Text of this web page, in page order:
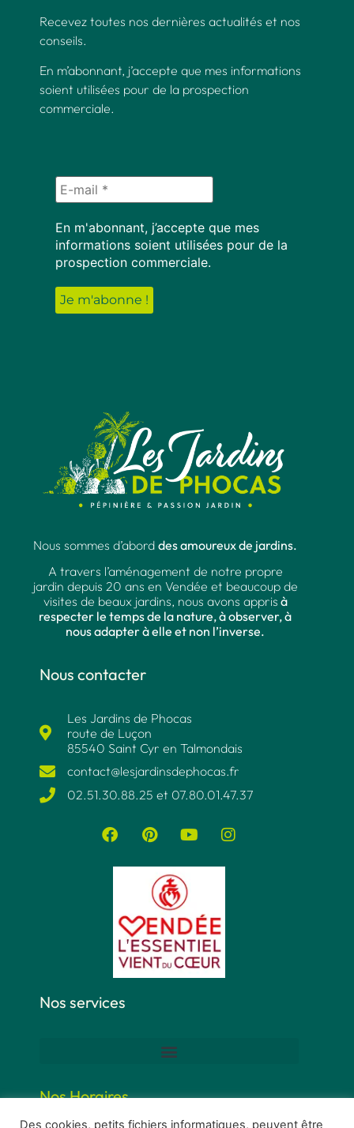
Recevez toutes nos dernières actualités et nos
conseils.
En m’abonnant, j’accepte que mes informations
soient utilisées pour de la prospection
commerciale.
En m'abonnant, j’accepte que mes
informations soient utilisées pour de la
prospection commerciale.
Nous sommes d’abord des amoureux de jardins.
A travers l’aménagement de notre propre
jardin depuis 20 ans en Vendée et beaucoup de
visites de beaux jardins, nous avons appris à
respecter le temps de la nature, à observer, à
nous adapter à elle et non l’inverse.
Nous contacter
Les Jardins de Phocas
route de Luçon
85540 Saint Cyr en Talmondais
contact@lesjardinsdephocas.fr​
02.51.30.88.25 et 07.80.01.47.37​
Nos services
Nos Horaires
Des cookies, petits fichiers informatiques, peuvent être